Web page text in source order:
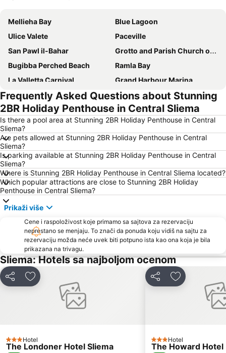
Mellieha Bay
Blue Lagoon
Ulice Valete
Paceville
San Pawl il-Bahar
Grotto and Parish Church of St Paul
Bugibba Perched Beach
Ramla Bay
La Valletta Carnival
Grand Harbour Marina
Valletta and Floriana Fortifications
San Anton Palace
Malta International Airport
Qawra
Ghajn Tuffieha
Frequently Asked Questions about Stunning
2BR Holiday Penthouse in Central Sliema
Is there a pool area at Stunning 2BR Holiday Penthouse in Central
Sliema?
Are pets allowed at Stunning 2BR Holiday Penthouse in Central
Sliema?
Is parking available at Stunning 2BR Holiday Penthouse in Central
Sliema?
Where is Stunning 2BR Holiday Penthouse in Central Sliema located?
Which popular attractions are close to Stunning 2BR Holiday
Penthouse in Central Sliema?
Prikaži više
Cene i raspoloživost koje primamo sa sajtova za rezervaciju
neprestano se menjaju. To znači da ponuda koju vidiš na sajtu za
rezervaciju možda neće uvek biti potpuno ista kao ona koja je bila
prikazana na trivagu.
Sliema: Hotels sa najboljom ocenom
Deli Dodati u favorite
3 Zvezdice
Hotel
The Londoner Hotel Sliema
Deli Dodati u
3 Zvezdice
Hotel
The Howard Hotel